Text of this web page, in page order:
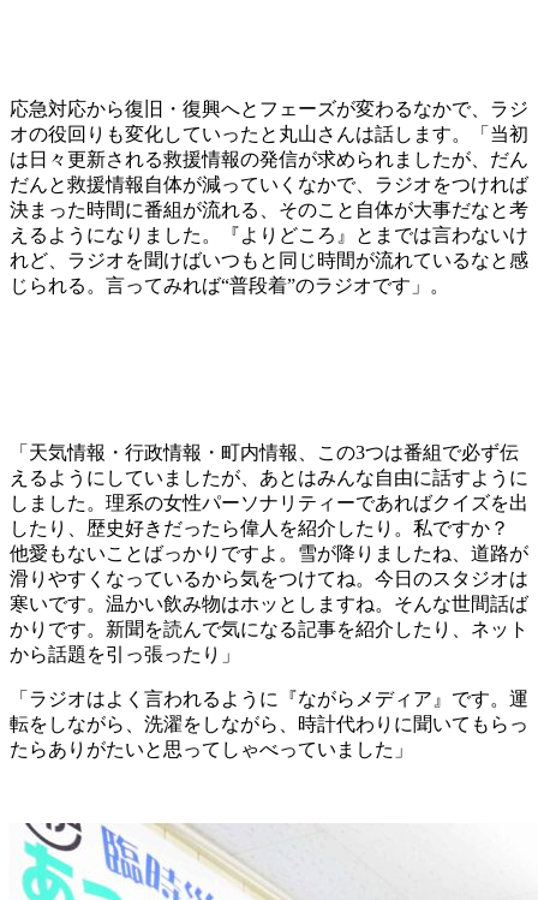
応急対応から復旧・復興へとフェーズが変わるなかで、ラジ
オの役回りも変化していったと丸山さんは話します。「当初
は日々更新される救援情報の発信が求められましたが、だん
だんと救援情報自体が減っていくなかで、ラジオをつければ
決まった時間に番組が流れる、そのこと自体が大事だなと考
えるようになりました。『よりどころ』とまでは言わないけ
れど、ラジオを聞けばいつもと同じ時間が流れているなと感
じられる。言ってみれば“普段着”のラジオです」。
「天気情報・行政情報・町内情報、この3つは番組で必ず伝
えるようにしていましたが、あとはみんな自由に話すように
しました。理系の女性パーソナリティーであればクイズを出
したり、歴史好きだったら偉人を紹介したり。私ですか？
他愛もないことばっかりですよ。雪が降りましたね、道路が
滑りやすくなっているから気をつけてね。今日のスタジオは
寒いです。温かい飲み物はホッとしますね。そんな世間話ば
かりです。新聞を読んで気になる記事を紹介したり、ネット
から話題を引っ張ったり」
「ラジオはよく言われるように『ながらメディア』です。運
転をしながら、洗濯をしながら、時計代わりに聞いてもらっ
たらありがたいと思ってしゃべっていました」